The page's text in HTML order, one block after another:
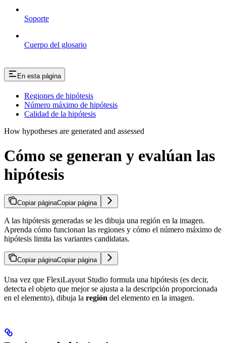
Soporte
Cuerpo del glosario
En esta página
Regiones de hipótesis
Número máximo de hipótesis
Calidad de la hipótesis
How hypotheses are generated and assessed
Cómo se generan y evalúan las
hipótesis
Copiar páginaCopiar página
A las hipótesis generadas se les dibuja una región en la imagen.
Aprenda cómo funcionan las regiones y cómo el número máximo de
hipótesis limita las variantes candidatas.
Copiar páginaCopiar página
Una vez que FlexiLayout Studio formula una hipótesis (es decir,
detecta el objeto que mejor se ajusta a la descripción proporcionada
en el elemento), dibuja la región del elemento en la imagen.